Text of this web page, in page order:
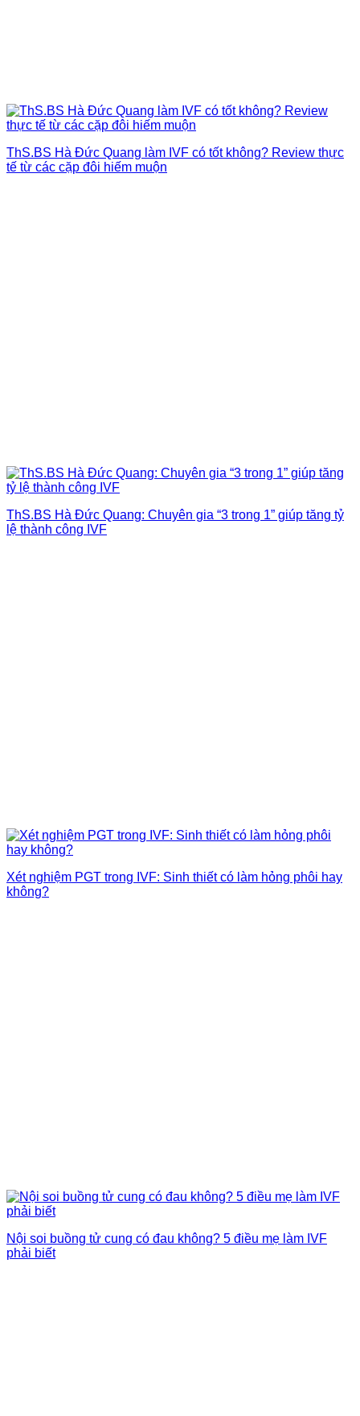
ThS.BS Hà Đức Quang làm IVF có tốt không? Review thực
tế từ các cặp đôi hiếm muộn
ThS.BS Hà Đức Quang: Chuyên gia “3 trong 1” giúp tăng tỷ
lệ thành công IVF
Xét nghiệm PGT trong IVF: Sinh thiết có làm hỏng phôi hay
không?
Nội soi buồng tử cung có đau không? 5 điều mẹ làm IVF
phải biết